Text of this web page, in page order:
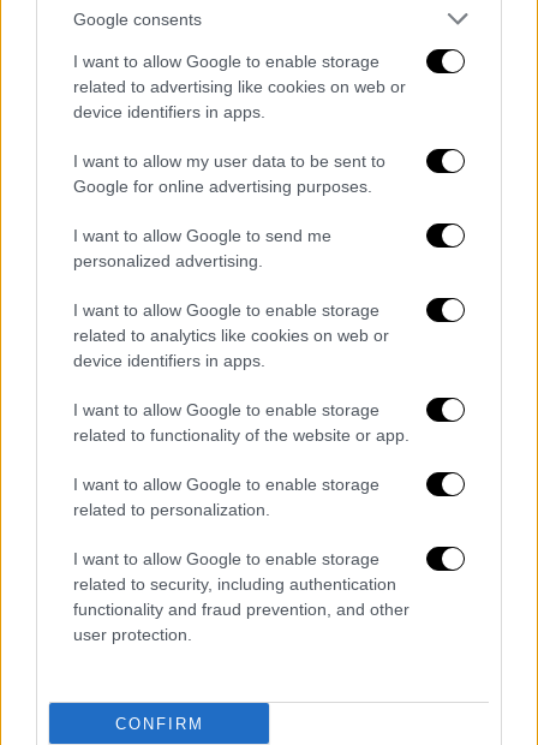
Google consents
I want to allow Google to enable storage
related to advertising like cookies on web or
device identifiers in apps.
I want to allow my user data to be sent to
Google for online advertising purposes.
I want to allow Google to send me
personalized advertising.
I want to allow Google to enable storage
related to analytics like cookies on web or
device identifiers in apps.
I want to allow Google to enable storage
related to functionality of the website or app.
I want to allow Google to enable storage
related to personalization.
I want to allow Google to enable storage
related to security, including authentication
functionality and fraud prevention, and other
user protection.
CONFIRM
Από την περαιτέρω έρευνα
εξιχνιάστηκαν
τέσσερις ακόμα περιπτώσεις
που έγιναν τον
περασμένο Ιούλιο, σε περιοχές της
Θεσσαλονίκης, όπου ο προαναφερόμενος
απέκτησε τρία κινητά
τηλέφωνα και δύο φορητούς ηλεκτρονικούς
υπολογιστές, συνολικής αξίας 3.100
καταβάλλοντας χαρτονομίσματα αμφιβόλου
γνησιότητας.
Το όχημα που χρησιμοποιούσε κατασχέθηκε,
μαζί με 18 χαρτονομίσματα των 100 ευρώ,
αμφιβόλου γνησιότητας, που βρέθηκαν στο
εσωτερικό του.
ένα κινητό τηλέφωνο και το χρηματικό ποσό
των 220 ευρώ.
Η έρευνα των αστυνομικών συνεχίζεται
τόσο για την ταυτοποίηση των στοιχείων
του συνεργού του, όσο και για την τυχόν
αξιόποινες πράξεις.